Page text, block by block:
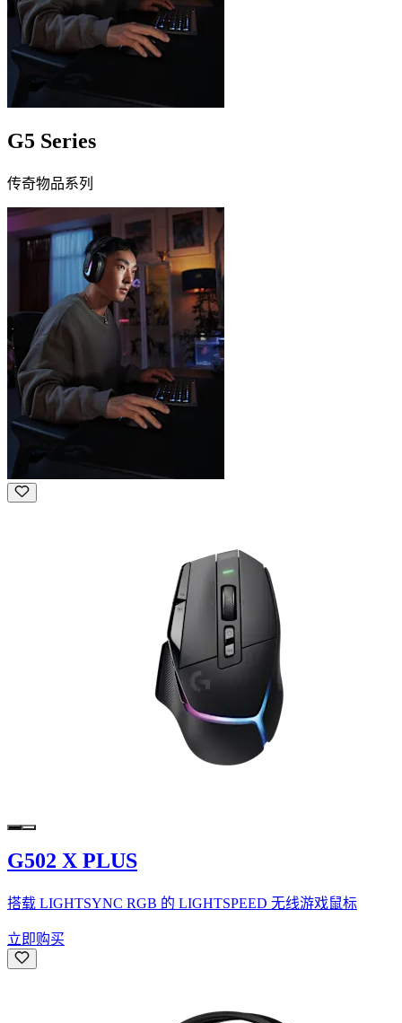
G5 Series
传奇物品系列
G502 X PLUS
搭载 LIGHTSYNC RGB 的 LIGHTSPEED 无线游戏鼠标
立即购买